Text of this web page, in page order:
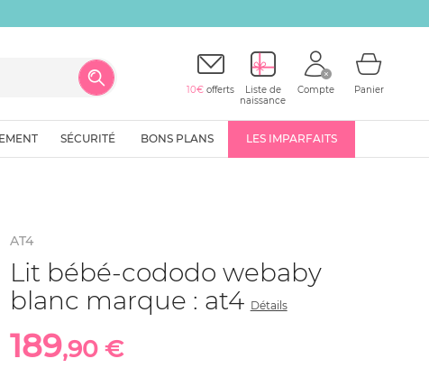
10€ offerts
Liste de
naissance
Compte Panier
SÉCURITÉ BONS PLANS LES IMPARFAITS
AT4
Lit bébé-cododo webaby
blanc marque : at4 Détails
189,90 €